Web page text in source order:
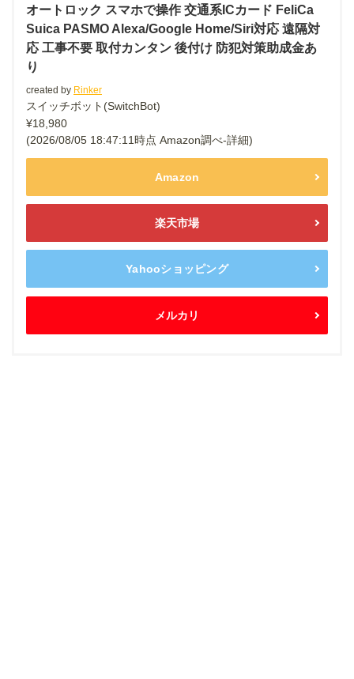
オートロック スマホで操作 交通系ICカード FeliCa
Suica PASMO Alexa/Google Home/Siri対応 遠隔対
応 工事不要 取付カンタン 後付け 防犯対策助成金あ
り
created by Rinker
スイッチボット(SwitchBot)
¥18,980
(2026/08/05 18:47:11時点 Amazon調べ-詳細)
Amazon
楽天市場
Yahooショッピング
メルカリ